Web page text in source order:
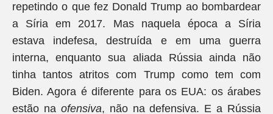
repetindo o que fez Donald Trump ao bombardear
a Síria em 2017. Mas naquela época a Síria
estava indefesa, destruída e em uma guerra
interna, enquanto sua aliada Rússia ainda não
tinha tantos atritos com Trump como tem com
Biden. Agora é diferente para os EUA: os árabes
estão na ofensiva, não na defensiva. E a Rússia